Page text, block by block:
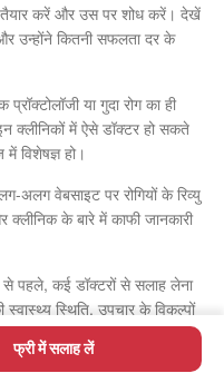
फ्री में सलाह लें
तैयार करें और उस पर शोध करें। देखें
उन्होंने कितनी सफलता दर के
या गुदा रोग का ही
क्लीनिकों में ऐसे डॉक्टर हो सकते
विशेषज्ञ हो।
अलग वेबसाइट पर रोगियों के रिव्यु
के बारे में काफी जानकारी
से पहले, कई डॉक्टरों से सलाह लेना
स्वास्थ्य स्थिति, उपचार के विकल्पों
प्रारंभिक परामर्श बहुत आवश्यक